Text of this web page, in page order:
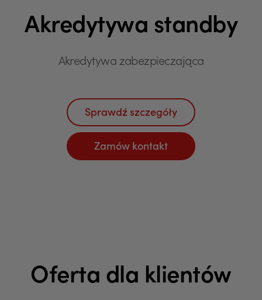
Akredytywa standby
Akredytywa zabezpieczająca
Sprawdź szczegóły
Zamów kontakt
Oferta dla klientów